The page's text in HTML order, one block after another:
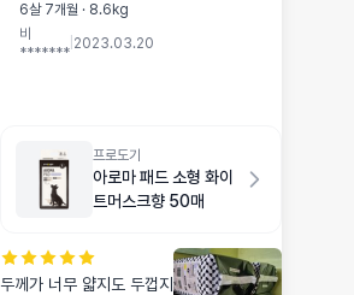
도에요~간식을 좀 주
는 편이라 새로운 간
고 있습니다. 이벤트
할 때 사서 피부영양
제랑 같이 먹이고 있
처럼 주니 너무 좋아
요~ㅎㅎㅎ
6살 7개월 · 8.6kg
비
*******
2023.03.20
프로도기
아로마 패드 소형 화이
트머스크향 50매
두께가 너무 얇지도 두껍지